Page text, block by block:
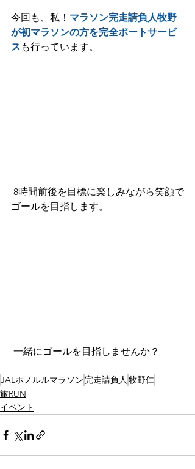
今回も、私！ マラソン完走請負人牧野
が初マラソンの方を完全ポートサービ
ス も行っています。
ゴールを目指します。
一緒にゴールを目指しませんか？
JALホノルルマラソン 完走請負人 牧野仁
旅RUN
イベント